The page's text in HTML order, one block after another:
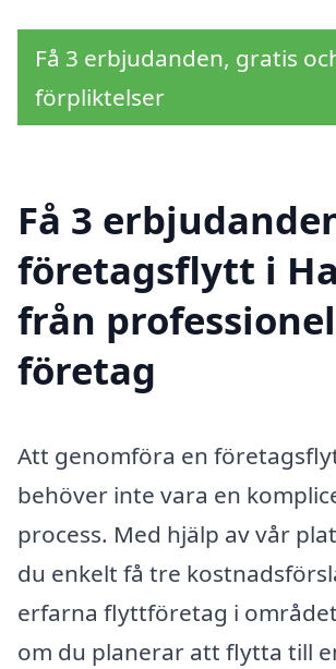
Få 3 erbjudanden, gratis
förpliktelser
Få 3
företagsflytt i
från
företag
Att genomföra en
behöver inte vara en
process. Med hjälp av vår
du enkelt få tre
erfarna flyttföretag i
om du planerar att flytta till